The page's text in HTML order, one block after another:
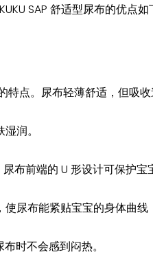
SAP 舒适型尿布的优点如
点。尿布轻薄舒适，但吸收
润。
布前端的 U 形设计可保护宝
尿布能紧贴宝宝的身体曲线
时不会感到闷热。